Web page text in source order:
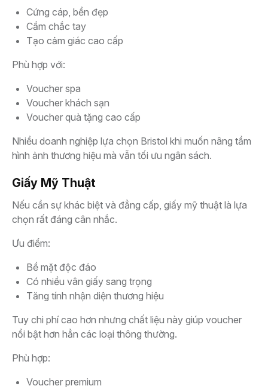
Cứng cáp, bền đẹp
Cầm chắc tay
Tạo cảm giác cao cấp
Phù hợp với:
Voucher spa
Voucher khách sạn
Voucher quà tặng cao cấp
Nhiều doanh nghiệp lựa chọn Bristol khi muốn nâng tầm
hình ảnh thương hiệu mà vẫn tối ưu ngân sách.
Giấy Mỹ Thuật
Nếu cần sự khác biệt và đẳng cấp, giấy mỹ thuật là lựa
chọn rất đáng cân nhắc.
Ưu điểm:
Bề mặt độc đáo
Có nhiều vân giấy sang trọng
Tăng tính nhận diện thương hiệu
Tuy chi phí cao hơn nhưng chất liệu này giúp voucher
nổi bật hơn hẳn các loại thông thường.
Phù hợp:
Voucher premium